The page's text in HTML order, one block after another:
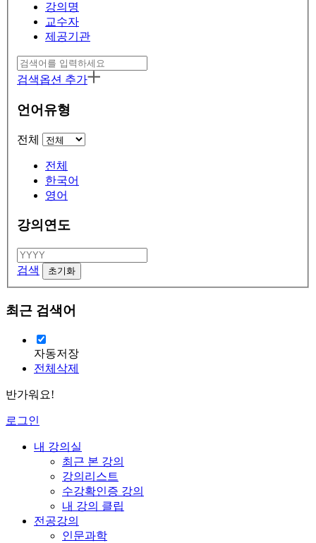
강의명
교수자
제공기관
검색옵션 추가
언어유형
전체
전체
한국어
영어
강의연도
검색
최근 검색어
자동저장
전체삭제
반가워요!
로그인
내 강의실
최근 본 강의
강의리스트
수강확인증 강의
내 강의 클립
전공강의
인문과학